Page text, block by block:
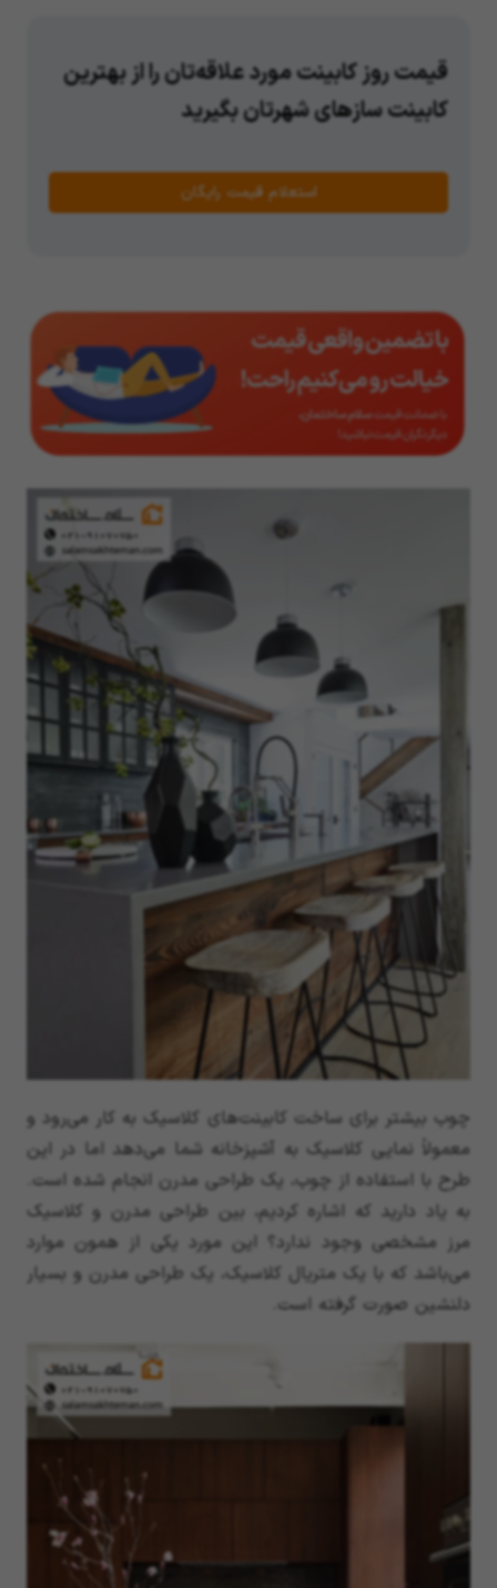
قیمت روز کابینت مورد علاقه‌تان را از بهترین
کابینت سازهای شهرتان بگیرید
استعلام قیمت رایگان
چوب بیشتر برای ساخت کابینت‌های کلاسیک به کار می‌رود و
معمولاً نمایی کلاسیک به آشپزخانه شما می‌دهد اما در این
طرح با استفاده از چوب، یک طراحی مدرن انجام شده است.
به یاد دارید که اشاره کردیم، بین طراحی مدرن و کلاسیک
مرز مشخصی وجود ندارد؟ این مورد یکی از همون موارد
می‌باشد که با یک متریال کلاسیک، یک طراحی مدرن و بسیار
دلنشین صورت گرفته است.